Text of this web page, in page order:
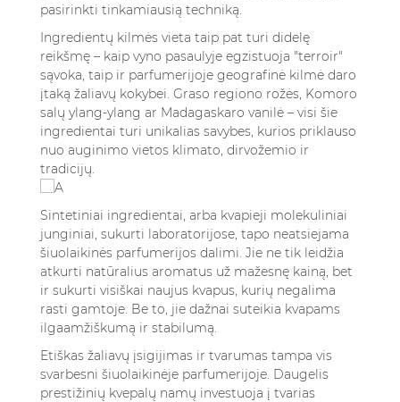
pasirinkti tinkamiausią techniką.
Ingredientų kilmės vieta taip pat turi didelę
reikšmę – kaip vyno pasaulyje egzistuoja "terroir"
sąvoka, taip ir parfumerijoje geografinė kilmė daro
įtaką žaliavų kokybei. Graso regiono rožės, Komoro
salų ylang-ylang ar Madagaskaro vanilė – visi šie
ingredientai turi unikalias savybes, kurios priklauso
nuo auginimo vietos klimato, dirvožemio ir
tradicijų.
Sintetiniai ingredientai, arba kvapieji molekuliniai
junginiai, sukurti laboratorijose, tapo neatsiejama
šiuolaikinės parfumerijos dalimi. Jie ne tik leidžia
atkurti natūralius aromatus už mažesnę kainą, bet
ir sukurti visiškai naujus kvapus, kurių negalima
rasti gamtoje. Be to, jie dažnai suteikia kvapams
ilgaamžiškumą ir stabilumą.
Etiškas žaliavų įsigijimas ir tvarumas tampa vis
svarbesni šiuolaikinėje parfumerijoje. Daugelis
prestižinių kvepalų namų investuoja į tvarias